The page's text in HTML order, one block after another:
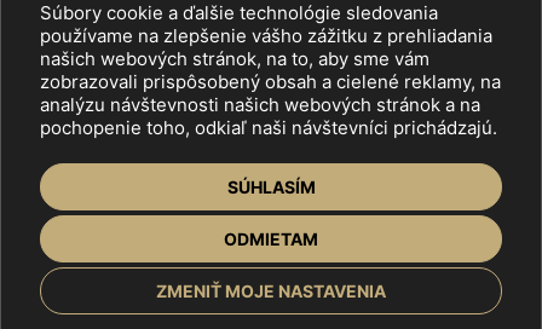
Súbory cookie a ďalšie technológie sledovania
používame na zlepšenie vášho zážitku z prehliadania
našich webových stránok, na to, aby sme vám
zobrazovali prispôsobený obsah a cielené reklamy, na
analýzu návštevnosti našich webových stránok a na
pochopenie toho, odkiaľ naši návštevníci prichádzajú.
SÚHLASÍM
ODMIETAM
ZMENIŤ MOJE NASTAVENIA
Ochrana osobných údajov
Copyright © 2025 Veľtrh nehnuteľností, tvorba web stránok
ÚVOD VYSTAVOVATELIA
NÁVŠTEVNÍCI
PONUKY
O NÁS GALÉRIA KONTAKT